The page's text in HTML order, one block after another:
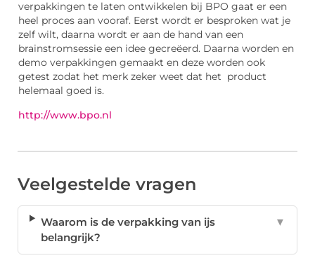
verpakkingen te laten ontwikkelen bij BPO gaat er een
heel proces aan vooraf. Eerst wordt er besproken wat je
zelf wilt, daarna wordt er aan de hand van een
brainstromsessie een idee gecreëerd. Daarna worden en
demo verpakkingen gemaakt en deze worden ook
getest zodat het merk zeker weet dat het product
helemaal goed is.
http://www.bpo.nl
Veelgestelde vragen
Waarom is de verpakking van ijs
belangrijk?
▼